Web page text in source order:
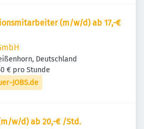
(m/w/d) ab 17,-€
Deutschland
€ pro Stunde
JOBS.de
w/d) ab 20,-€ /Std.